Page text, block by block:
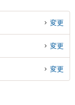
変更
変更
変更